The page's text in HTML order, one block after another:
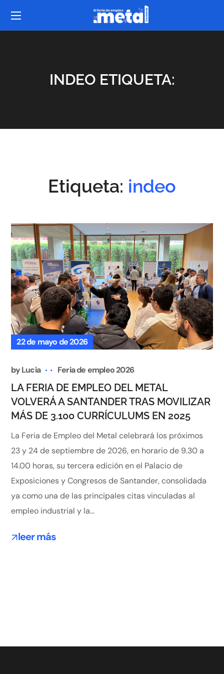
INDEO ETIQUETA:
Etiqueta: indeo
22 de mayo de 2026
byLucia Feria de empleo 2026
LA FERIA DE EMPLEO DEL METAL
VOLVERÁ A SANTANDER TRAS MOVILIZAR
MÁS DE 3.100 CURRÍCULUMS EN 2025
La Feria de Empleo del Metal celebrará los próximos
23 y 24 de septiembre de 2026, en horario de 9.30 a
14.00 horas, su tercera edición en el Palacio de
Exposiciones y Congresos de Santander, consolidada
ya como una de las principales citas vinculadas al
empleo industrial y la...
leer más